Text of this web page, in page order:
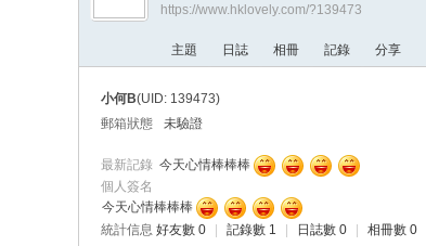
少
https://www.hklovely.com/?139473
主題 日誌 相冊 記錄 分享
小何B(UID: 139473)
郵箱狀態
未驗證
最新記錄 今天心情棒棒棒
個人簽名
今天心情棒棒棒
統計信息 好友數 0 記錄數 1 日誌數 0 相冊數 0